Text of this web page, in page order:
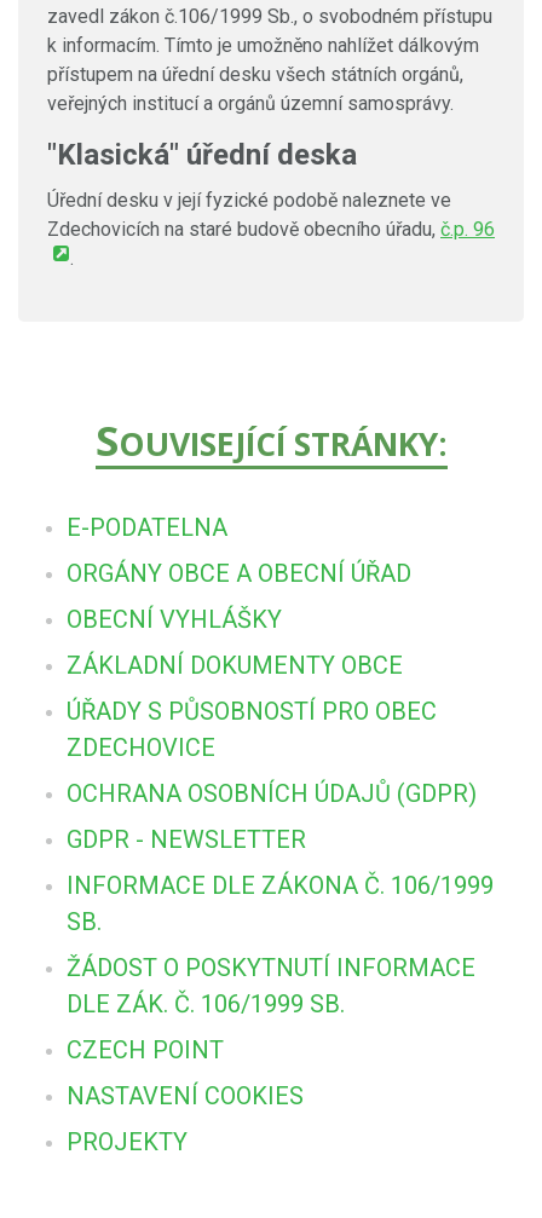
zavedl zákon č.106/1999 Sb., o svobodném přístupu
k informacím. Tímto je umožněno nahlížet dálkovým
přístupem na úřední desku všech státních orgánů,
veřejných institucí a orgánů územní samosprávy.
"Klasická" úřední deska
Úřední desku v její fyzické podobě naleznete ve
Zdechovicích na staré budově obecního úřadu, č.p. 96
.
SOUVISEJÍCÍ STRÁNKY:
E-PODATELNA
ORGÁNY OBCE A OBECNÍ ÚŘAD
OBECNÍ VYHLÁŠKY
ZÁKLADNÍ DOKUMENTY OBCE
ÚŘADY S PŮSOBNOSTÍ PRO OBEC
ZDECHOVICE
OCHRANA OSOBNÍCH ÚDAJŮ (GDPR)
GDPR - NEWSLETTER
INFORMACE DLE ZÁKONA Č. 106/1999
SB.
ŽÁDOST O POSKYTNUTÍ INFORMACE
DLE ZÁK. Č. 106/1999 SB.
CZECH POINT
NASTAVENÍ COOKIES
PROJEKTY